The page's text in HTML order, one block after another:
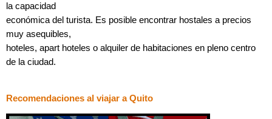
la capacidad
económica del turista. Es posible encontrar hostales a precios
muy asequibles,
hoteles, apart hoteles o alquiler de habitaciones en pleno centro
de la ciudad.
Recomendaciones al viajar a Quito